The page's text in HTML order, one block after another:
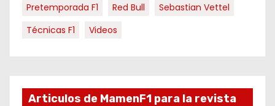
Pretemporada F1
Red Bull
Sebastian Vettel
Técnicas F1
Videos
Articulos de MamenF1 para la revista